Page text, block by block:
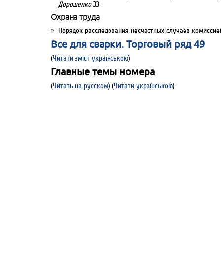
Дорошенко33
Охрана труда
Порядок расследования несчастных случаев
Все для сварки. Торговый ряд 49
(Читати зміст українською)
Главные темы номера
(Читать на русском) (Читати українською)